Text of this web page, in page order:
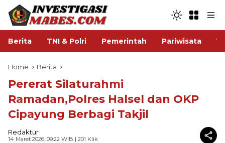
Berita TNI & Polri Pemerintah Pariwisata
Home Berita
Pererat Silaturahmi
Ramadan,Polres Halsel dan OKP
Cipayung Berbagi Takjil
Redaktur
14 Maret 2026, 09:22 WIB | 201 Klik